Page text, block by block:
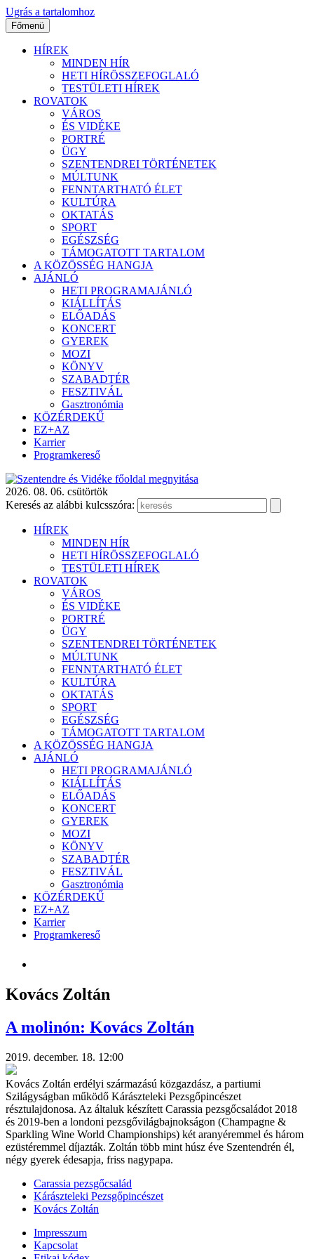
Ugrás a tartalomhoz
Főmenü
HÍREK
MINDEN HÍR
HETI HÍRÖSSZEFOGLALÓ
TESTÜLETI HÍREK
ROVATOK
VÁROS
ÉS VIDÉKE
PORTRÉ
ÜGY
SZENTENDREI TÖRTÉNETEK
MÚLTUNK
FENNTARTHATÓ ÉLET
KULTÚRA
OKTATÁS
SPORT
EGÉSZSÉG
TÁMOGATOTT TARTALOM
A KÖZÖSSÉG HANGJA
AJÁNLÓ
HETI PROGRAMAJÁNLÓ
KIÁLLÍTÁS
ELŐADÁS
KONCERT
GYEREK
MOZI
KÖNYV
SZABADTÉR
FESZTIVÁL
Gasztronómia
KÖZÉRDEKŰ
EZ+AZ
Karrier
Programkereső
2026. 08. 06. csütörtök
Keresés az alábbi kulcsszóra:
HÍREK
MINDEN HÍR
HETI HÍRÖSSZEFOGLALÓ
TESTÜLETI HÍREK
ROVATOK
VÁROS
ÉS VIDÉKE
PORTRÉ
ÜGY
SZENTENDREI TÖRTÉNETEK
MÚLTUNK
FENNTARTHATÓ ÉLET
KULTÚRA
OKTATÁS
SPORT
EGÉSZSÉG
TÁMOGATOTT TARTALOM
A KÖZÖSSÉG HANGJA
AJÁNLÓ
HETI PROGRAMAJÁNLÓ
KIÁLLÍTÁS
ELŐADÁS
KONCERT
GYEREK
MOZI
KÖNYV
SZABADTÉR
FESZTIVÁL
Gasztronómia
KÖZÉRDEKŰ
EZ+AZ
Karrier
Programkereső
Kovács Zoltán
A molinón: Kovács Zoltán
2019. december. 18. 12:00
Kovács Zoltán erdélyi származású közgazdász, a partiumi
Szilágyságban működő Kárászteleki Pezsgőpincészet
résztulajdonosa. Az általuk készített Carassia pezsgőcsaládot 2018
és 2019-ben a londoni pezsgővilágbajnokságon (Champagne &
Sparkling Wine World Championships) két aranyéremmel és három
ezüstéremmel díjazták. Zoltán több mint húsz éve Szentendrén él,
négy gyerek édesapja, friss nagypapa.
Carassia pezsgőcsalád
Kárászteleki Pezsgőpincészet
Kovács Zoltán
Impresszum
Kapcsolat